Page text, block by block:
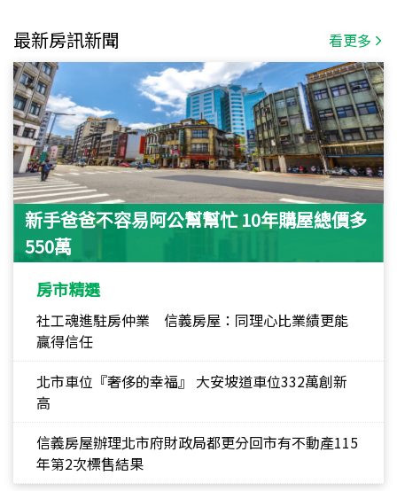
最新房訊新聞 看更多
新手爸爸不容易阿公幫幫忙 10年購屋總價多
550萬
房市精選
社工魂進駐房仲業 信義房屋：同理心比業績更能
贏得信任
北市車位『奢侈的幸福』 大安坡道車位332萬創新
高
信義房屋辦理北市府財政局都更分回市有不動產115
年第2次標售結果